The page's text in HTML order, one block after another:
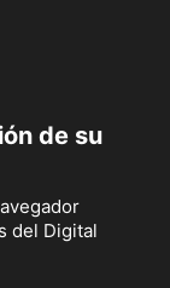
de su
del Digital